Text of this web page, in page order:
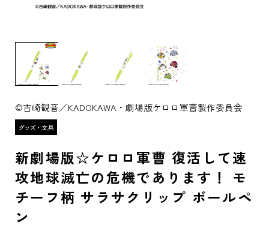
©吉崎観音／KADOKAWA・劇場版ケロロ軍曹製作委員会
新劇場版☆ケロロ軍曹 復活して速
攻地球滅亡の危機であります！ モ
チーフ柄 サラサクリップ ボールペ
ン